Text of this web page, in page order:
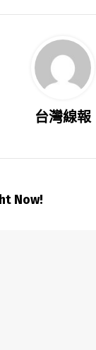
台灣線報
Now!